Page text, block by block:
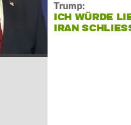
Trump:
ICH WÜRDE
IRAN